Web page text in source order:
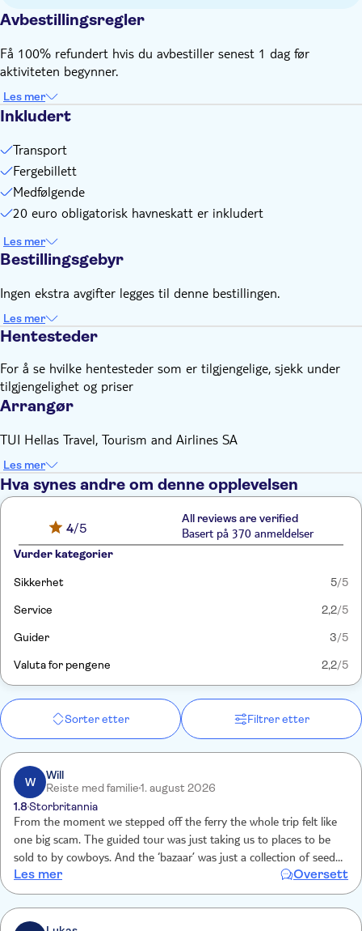
Væravhengig
Ta med gode sko
Avbestillingsregler
Få 100% refundert hvis du avbestiller senest 1 dag før
aktiviteten begynner.
Les mer
Inkludert
Transport
Fergebillett
Medfølgende
20 euro obligatorisk havneskatt er inkludert
Les mer
Bestillingsgebyr
Ingen ekstra avgifter legges til denne bestillingen.
Les mer
Hentesteder
For å se hvilke hentesteder som er tilgjengelige, sjekk under
tilgjengelighet og priser
Arrangør
TUI Hellas Travel, Tourism and Airlines SA
Les mer
Hva synes andre om denne opplevelsen
4/5
All reviews are verified
Basert på 370 anmeldelser
Vurder kategorier
Sikkerhet 5/5
Service 2,2/5
Guider 3/5
Valuta for pengene 2,2/5
Sorter etter Filtrer etter
W
Will
Reiste med familie1. august 2026
1.8Storbritannia
From the moment we stepped off the ferry the whole trip felt like
one big scam. The guided tour was just taking us to places to be
sold to by cowboys. And the ‘bazaar’ was just a collection of seedy
shops selling fake goods. The fact the meeting point happened to
be in one of these shops shows the level of corruption involved.
Bearing in mind the fake goods trade is run by organised criminals,
Les mer Oversett